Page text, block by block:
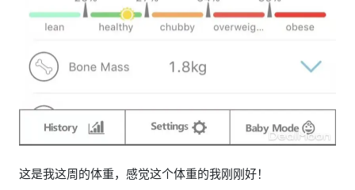
这是我这周的体重，感觉这个体重的我刚刚好！